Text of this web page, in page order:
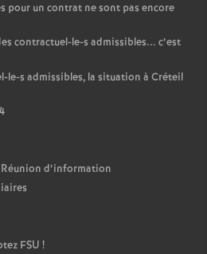
pour un contrat ne sont pas encore
contractuel-le-s admissibles... c’est
s admissibles, la situation à Créteil
d’information
FSU !